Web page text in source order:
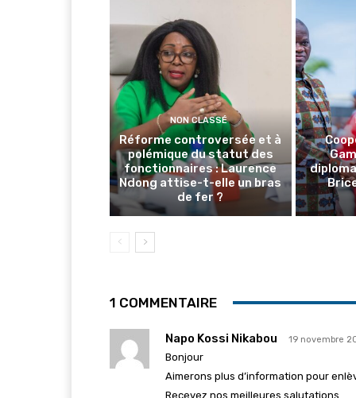
NON CLASSÉ
Réforme controversée et à
polémique du statut des
fonctionnaires : Laurence
Ndong attise-t-elle un bras
de fer ?
1 COMMENTAIRE
Napo Kossi Nikabou 19 novembre
Bonjour
Aimerons plus d’information pour
Recevez nos meilleures salutations